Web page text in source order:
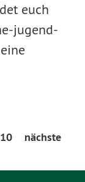
euch
jugend-
10 nächste